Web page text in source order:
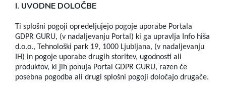
I. UVODNE DOLOČBE
Ti splošni pogoji opredeljujejo pogoje uporabe Portala
GDPR GURU, (v nadaljevanju Portal) ki ga upravlja Info hiša
d.o.o., Tehnološki park 19, 1000 Ljubljana, (v nadaljevanju
IH) in pogoje uporabe drugih storitev, ugodnosti ali
produktov, ki jih ponuja Portal GDPR GURU, razen če
posebna pogodba ali drugi splošni pogoji določajo drugače.